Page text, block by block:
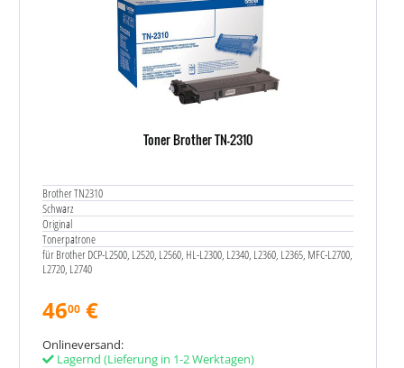
Toner Brother TN-2310
Brother TN2310
Schwarz
Original
Tonerpatrone
für Brother DCP-L2500, L2520, L2560, HL-L2300, L2340, L2360, L2365, MFC-L2700,
L2720, L2740
4600 €
Onlineversand:
Lagernd (Lieferung in 1-2 Werktagen)